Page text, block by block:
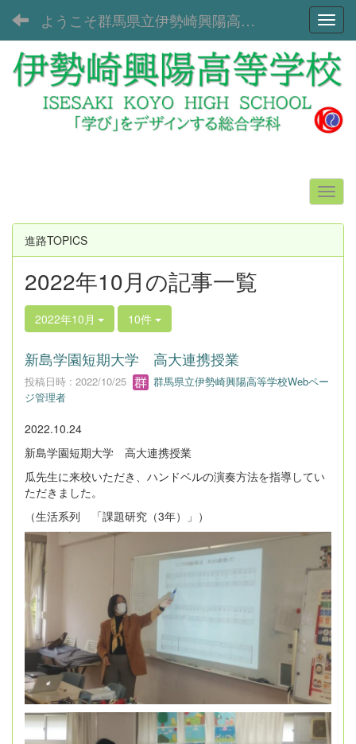
ようこそ群馬県立伊勢崎興陽高等学校へ！
進路TOPICS
2022年10月の記事一覧
2022年10月 10件
新島学園短期大学 高大連携授業
投稿日時 : 2022/10/25
群馬県立伊勢崎興陽高等学校Webペー
ジ管理者
2022.10.24
新島学園短期大学 高大連携授業
瓜先生に来校いただき、ハンドベルの演奏方法を指導してい
ただきました。
（生活系列 「課題研究（3年）」）